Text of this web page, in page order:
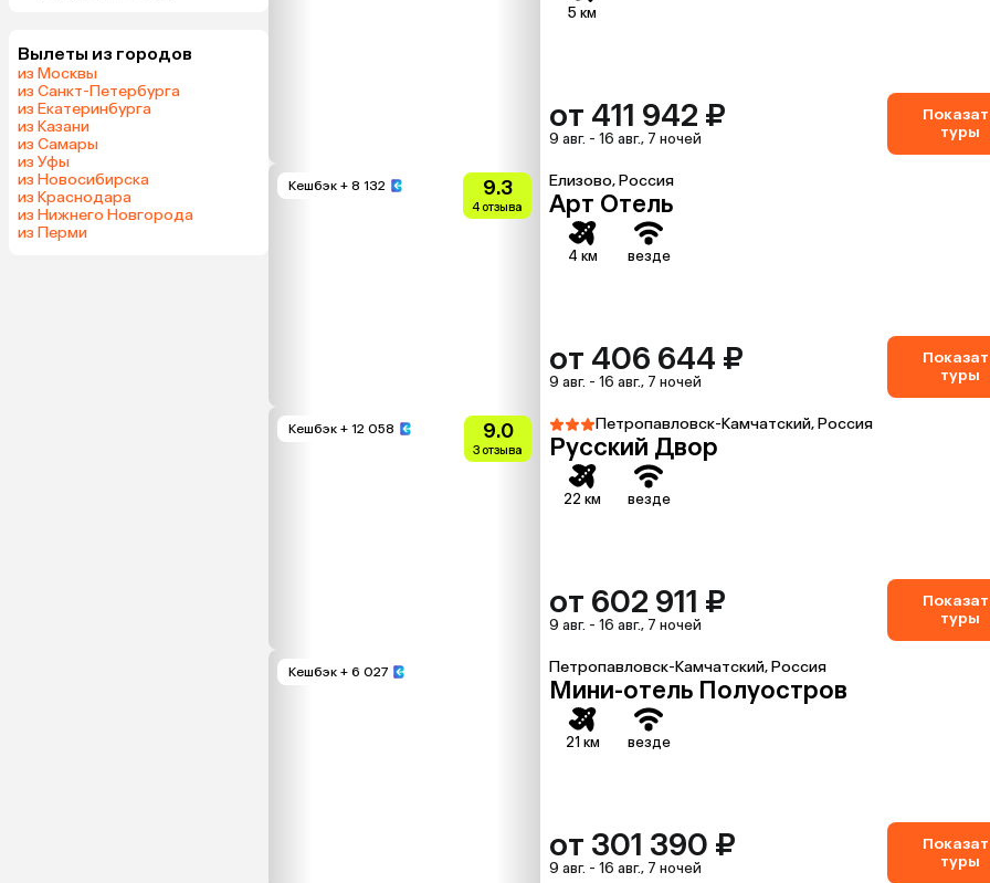
Вылеты из городов
из Москвы
из Санкт-Петербурга
из Екатеринбурга
из Казани
из Самары
из Уфы
из Новосибирска
из Краснодара
из Нижнего Новгорода
из Перми
5 км
от 411 942 ₽
9 авг. - 16 авг., 7 ночей
туры
Кешбэк + 8 132 9.3
4 отзыва
Елизово, Россия
Арт Отель
4 км везде
от 406 644 ₽
9 авг. - 16 авг., 7 ночей
туры
Кешбэк + 12 058 9.0
3 отзыва
Петропавловск-Камчатский, Россия
Русский Двор
22 км везде
от 602 911 ₽
9 авг. - 16 авг., 7 ночей
туры
Кешбэк + 6 027 Петропавловск-Камчатский, Россия
Мини-отель Полуостров
21 км везде
от 301 390 ₽
9 авг. - 16 авг., 7 ночей
туры